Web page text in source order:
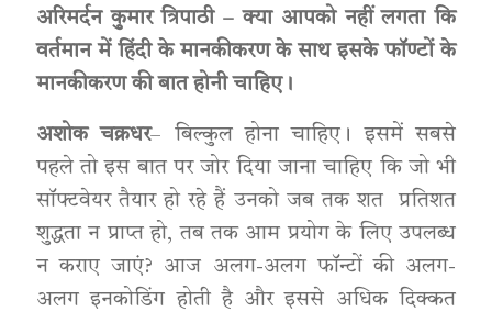
अरिमर्दन कुमार त्रिपाठी – क्या आपको नहीं लगता कि
वर्तमान में हिंदी के मानकीकरण के साथ इसके फॉण्टों के
मानकीकरण की बात होनी चाहिए।
अशोक चक्रधर– बिल्कुल होना चाहिए। इसमें सबसे
पहले तो इस बात पर जोर दिया जाना चाहिए कि जो भी
सॉफ्टवेयर तैयार हो रहे हैं उनको जब तक शत प्रतिशत
शुद्धता न प्राप्त हो, तब तक आम प्रयोग के लिए उपलब्ध
न कराए जाएं? आज अलग-अलग फॉन्टों की अलग-
अलग इनकोडिंग होती है और इससे अधिक दिक्कत